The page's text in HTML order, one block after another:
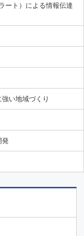
ート）による情報伝達
い地域づくり